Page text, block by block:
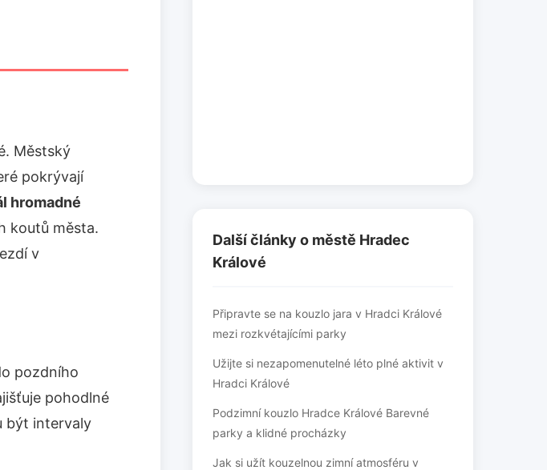
Městský
pokrývají
hromadné
koutů města.
v
pozdního
pohodlné
být intervaly
Další články o městě Hradec
Králové
Připravte se na kouzlo jara v Hradci Králové
mezi rozkvétajícími parky
Užijte si nezapomenutelné léto plné aktivit v
Hradci Králové
Podzimní kouzlo Hradce Králové Barevné
parky a klidné procházky
Jak si užít kouzelnou zimní atmosféru v